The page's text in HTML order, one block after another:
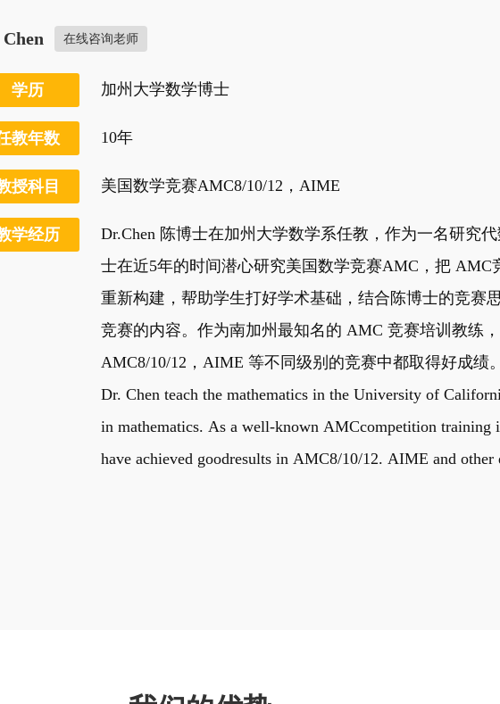
在线咨询老师
学历 加州大学数学博士
教年数 10年
授科目 美国数学竞赛AMC8/10/12，AIME
学经历
Dr.Chen 陈博士在加州大学数学系任教，作为一名研究
士在近5年的时间潜心研究美国数学竞赛AMC，把 AMC
重新构建，帮助学生打好学术基础，结合陈博士的竞赛
竞赛的内容。作为南加州最知名的 AMC 竞赛培训教练
AMC8/10/12，AIME 等不同级别的竞赛中都取得好成绩。
Dr. Chen teach the mathematics in the University of
in mathematics. As a well-known AMCcompetition training
have achieved goodresults in AMC8/10/12. AIME and